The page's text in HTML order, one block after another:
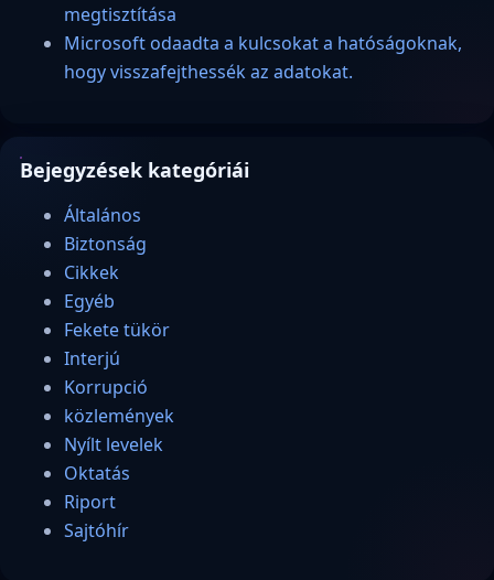
megtisztítása
Microsoft odaadta a kulcsokat a hatóságoknak,
hogy visszafejthessék az adatokat.
Bejegyzések kategóriái
Általános
Biztonság
Cikkek
Egyéb
Fekete tükör
Interjú
Korrupció
közlemények
Nyílt levelek
Oktatás
Riport
Sajtóhír